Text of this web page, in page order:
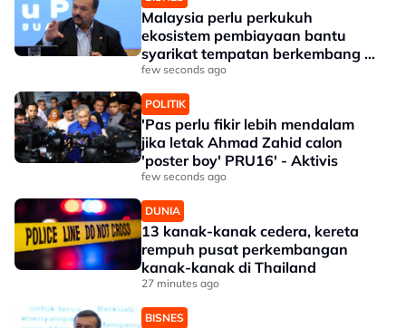
Malaysia perlu perkukuh
ekosistem pembiayaan bantu
syarikat tempatan berkembang --
Amir Hamzah
few seconds ago
POLITIK
'Pas perlu fikir lebih mendalam
jika letak Ahmad Zahid calon
'poster boy' PRU16' - Aktivis
few seconds ago
DUNIA
13 kanak-kanak cedera, kereta
rempuh pusat perkembangan
kanak-kanak di Thailand
27 minutes ago
BISNES